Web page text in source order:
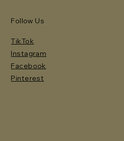
Follow Us
TikTok
Instagram
Facebook
Pinterest